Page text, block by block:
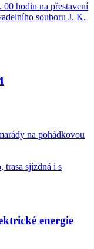
00 hodin na přestavení
souboru J. K.
na pohádkovou
trasa sjízdná i s
energie